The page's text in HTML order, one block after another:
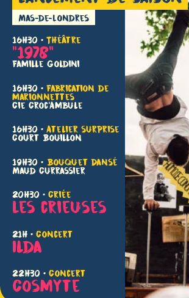
Mas-de-Londres
16h30 • Théâtre
"1978"
Famille Goldini
16h30 • Fabrication de
marionnettes
Cie Croc'Ambule
16h30 • Atelier surprise
Court Bouillon
19h30 • Bouquet Dansé
Maud Currassier
20h30 • Criée
Les crieuses
21h • Concert
Ilda
22h30 • Concert
Cosmyte